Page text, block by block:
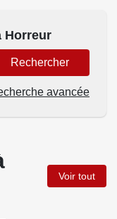
Horreur
Rechercher
avancée
Voir tout